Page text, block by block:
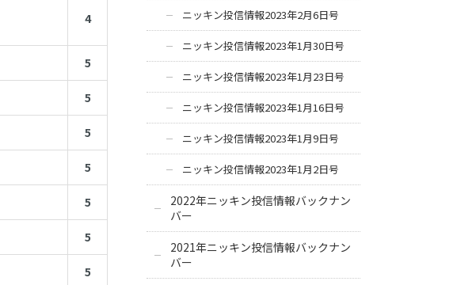
4
5
5
5
5
5
5
5
ニッキン投信情報2023年2月6日号
ニッキン投信情報2023年1月30日号
ニッキン投信情報2023年1月23日号
ニッキン投信情報2023年1月16日号
ニッキン投信情報2023年1月9日号
ニッキン投信情報2023年1月2日号
2022年ニッキン投信情報バックナン
バー
2021年ニッキン投信情報バックナン
バー